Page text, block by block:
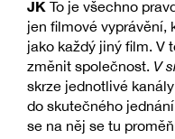
JK To je všechno
jen filmové vyprávění,
jako každý jiný film. V
změnit společnost. V
skrze jednotlivé
do skutečného
se na něj se tu